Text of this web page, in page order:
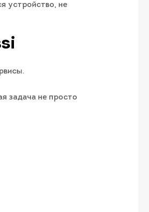
устройство, не
задача не просто